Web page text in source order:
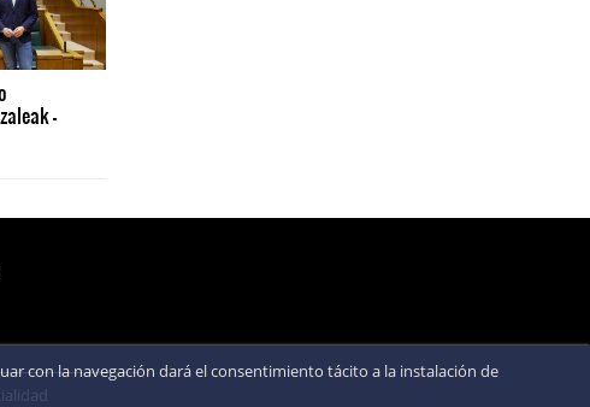
-
con la navegación dará el consentimiento tácito a la instalación de